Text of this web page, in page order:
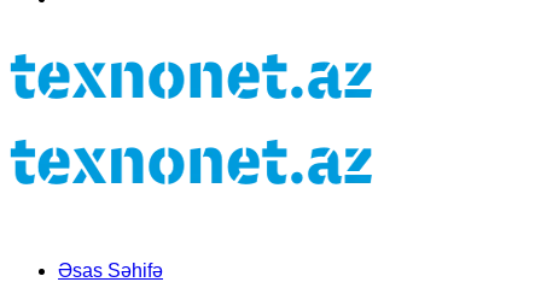
skin
Əsas Səhifə